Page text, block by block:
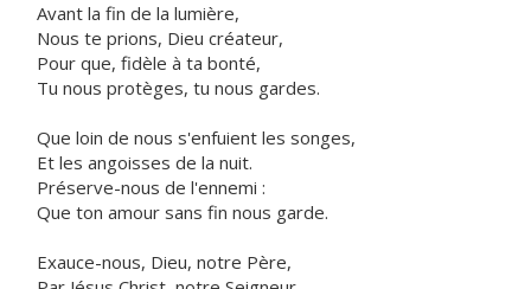
Avant la fin de la lumière,
Nous te prions, Dieu créateur,
Pour que, fidèle à ta bonté,
Tu nous protèges, tu nous gardes.
Que loin de nous s'enfuient les songes,
Et les angoisses de la nuit.
Préserve-nous de l'ennemi :
Que ton amour sans fin nous garde.
Exauce-nous, Dieu, notre Père,